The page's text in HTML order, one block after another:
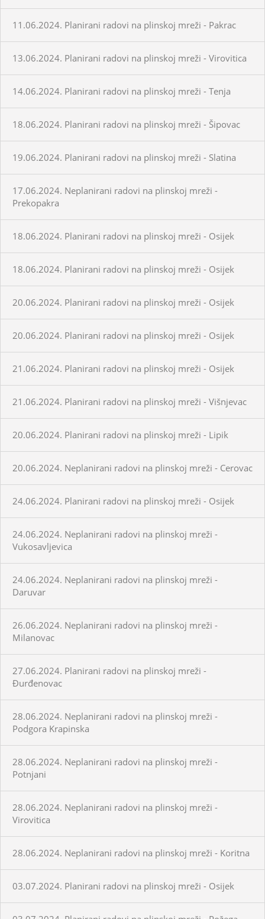
11.06.2024. Planirani radovi na plinskoj mreži - Pakrac
13.06.2024. Planirani radovi na plinskoj mreži - Virovitica
14.06.2024. Planirani radovi na plinskoj mreži - Tenja
18.06.2024. Planirani radovi na plinskoj mreži - Šipovac
19.06.2024. Planirani radovi na plinskoj mreži - Slatina
17.06.2024. Neplanirani radovi na plinskoj mreži -
Prekopakra
18.06.2024. Planirani radovi na plinskoj mreži - Osijek
18.06.2024. Planirani radovi na plinskoj mreži - Osijek
20.06.2024. Planirani radovi na plinskoj mreži - Osijek
20.06.2024. Planirani radovi na plinskoj mreži - Osijek
21.06.2024. Planirani radovi na plinskoj mreži - Osijek
21.06.2024. Planirani radovi na plinskoj mreži - Višnjevac
20.06.2024. Planirani radovi na plinskoj mreži - Lipik
20.06.2024. Neplanirani radovi na plinskoj mreži - Cerovac
24.06.2024. Planirani radovi na plinskoj mreži - Osijek
24.06.2024. Neplanirani radovi na plinskoj mreži -
Vukosavljevica
24.06.2024. Neplanirani radovi na plinskoj mreži -
Daruvar
26.06.2024. Neplanirani radovi na plinskoj mreži -
Milanovac
27.06.2024. Planirani radovi na plinskoj mreži -
Đurđenovac
28.06.2024. Neplanirani radovi na plinskoj mreži -
Podgora Krapinska
28.06.2024. Neplanirani radovi na plinskoj mreži -
Potnjani
28.06.2024. Neplanirani radovi na plinskoj mreži -
Virovitica
28.06.2024. Neplanirani radovi na plinskoj mreži - Koritna
03.07.2024. Planirani radovi na plinskoj mreži - Osijek